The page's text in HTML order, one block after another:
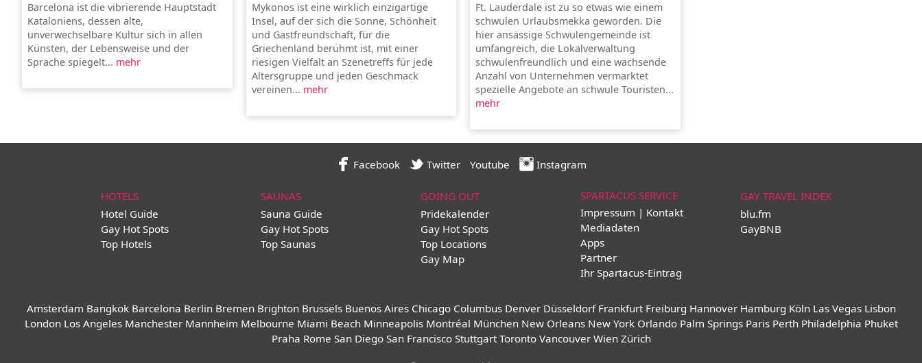
Barcelona ist die vibrierende Hauptstadt
Kataloniens, dessen alte,
unverwechselbare Kultur sich in allen
Künsten, der Lebensweise und der
Sprache spiegelt... mehr
Mykonos ist eine wirklich einzigartige
Insel, auf der sich die Sonne, Schönheit
und Gastfreundschaft, für die
Griechenland berühmt ist, mit einer
riesigen Vielfalt an Szenetreffs für jede
Altersgruppe und jeden Geschmack
vereinen... mehr
Ft. Lauderdale ist zu so etwas wie einem
schwulen Urlaubsmekka geworden. Die
hier ansässige Schwulengemeinde ist
umfangreich, die Lokalverwaltung
schwulenfreundlich und eine wachsende
Anzahl von Unternehmen vermarktet
spezielle Angebote an schwule Touristen...
mehr
Facebook Twitter Youtube Instagram
HOTELS
Hotel Guide
Gay Hot Spots
Top Hotels
SAUNAS
Sauna Guide
Gay Hot Spots
Top Saunas
GOING OUT
Pridekalender
Gay Hot Spots
Top Locations
Gay Map
SPARTACUS SERVICE
Impressum | Kontakt
Mediadaten
Apps
Partner
Ihr Spartacus-Eintrag
GAY TRAVEL INDEX
blu.fm
GayBNB
Amsterdam Bangkok Barcelona Berlin Bremen Brighton Brussels Buenos Aires Chicago Columbus Denver Düsseldorf Frankfurt Freiburg Hannover Hamburg Köln Las Vegas Lisbon
London Los Angeles Manchester Mannheim Melbourne Miami Beach Minneapolis Montréal München New Orleans New York Orlando Palm Springs Paris Perth Philadelphia Phuket
Praha Rome San Diego San Francisco Stuttgart Toronto Vancouver Wien Zürich